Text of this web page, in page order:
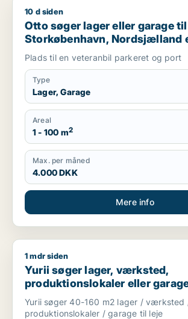
Otto søger lager eller garage til leje i
10 d siden
Otto søger lager eller garage
Storkøbenhavn, Nordsjælland
Region Sjælland
Plads til en veteranbil parkeret og port
Type
Lager, Garage
Areal
1 - 100 m2
Max. per måned
4.000 DKK
Mere info
Yurii søger lager, værksted,
1 mdr siden
Yurii søger lager, værksted,
produktionslokaler eller
Region Sjælland
Yurii søger 40-160 m2 lager / værksted
produktionslokaler / garage til leje